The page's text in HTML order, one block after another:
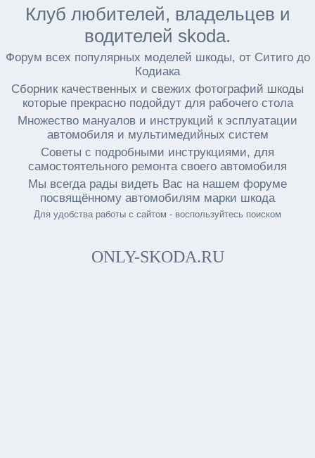
Клуб любителей, владельцев и
водителей skoda.
Форум всех популярных моделей шкоды, от Ситиго до
Кодиака
Сборник качественных и свежих фотографий шкоды
которые прекрасно подойдут для рабочего стола
Множество мануалов и инструкций к эсплуатации
автомобиля и мультимедийных систем
Советы с подробными инструкциями, для
самостоятельного ремонта своего автомобиля
Мы всегда рады видеть Вас на нашем форуме
посвящённому автомобилям марки шкода
Для удобства работы с сайтом - воспользуйтесь поиском
ONLY-SKODA.RU